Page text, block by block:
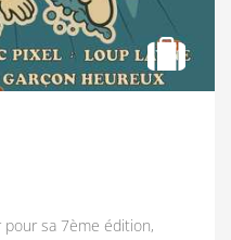
sa 7ème édition,